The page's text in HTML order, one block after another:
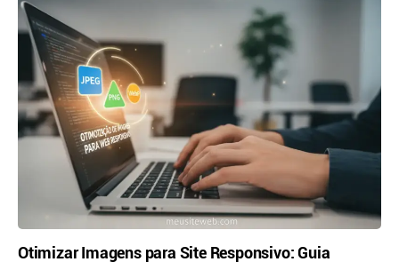
Otimizar Imagens para Site Responsivo: Guia